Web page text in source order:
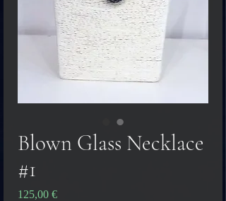
Blown Glass Necklace
#1
125,00 €Pris